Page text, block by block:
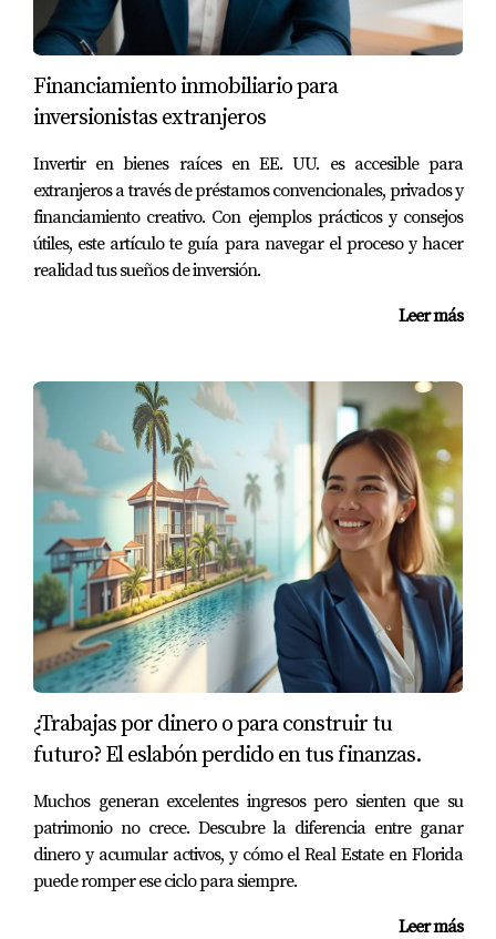
potencial? Contacta a nuestros expertos para
asesoría personalizada.
Preguntas frecuentes
¿Qué tipo de propiedad es mejor para un
inversionista primerizo?
Depende del presupuesto y tiempo disponible. Los
condos son ideales para empezar por menor inversión y
gestión sencilla.
¿Cómo afecta la ubicación a la rentabilidad?
infraestructura y alta demanda garantizan mayor
valorización y rentabilidad (
NAR Statistics).
¿Qué riesgos debo considerar al invertir
desde Latinoamérica?
Diferencias legales, fiscales y la necesidad de asesoría
local especializada son factores clave a evaluar antes de
invertir.
¿Cuál es el rango típico de rentabilidad en
Miami-Dade?
Suele oscilar entre el 5% y 10% anual neto dependiendo
del tipo de propiedad y zona.
¿Es recomendable gestionar personalmente
las propiedades?
No siempre; contratar administradores profesionales
puede optimizar ingresos y reducir problemas con
Financiamiento inmobiliario para
inversionistas extranjeros
Invertir en bienes raíces en EE. UU. es accesible para
extranjeros a través de préstamos convencionales, privados y
financiamiento creativo. Con ejemplos prácticos y consejos
útiles, este artículo te guía para navegar el proceso y hacer
realidad tus sueños de inversión.
Leer más
¿Trabajas por dinero o para construir tu
futuro? El eslabón perdido en tus finanzas.
Muchos generan excelentes ingresos pero sienten que su
patrimonio no crece. Descubre la diferencia entre ganar
dinero y acumular activos, y cómo el Real Estate en Florida
puede romper ese ciclo para siempre.
Leer más